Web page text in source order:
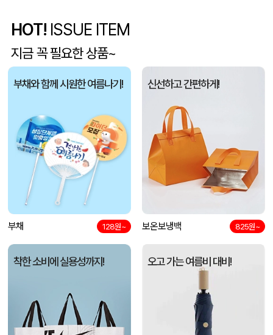
신OO 폴리고무밴드담요 (100*75cm)
김OO [프롬네이쳐] 친환경 커피가루 우디 핸들 텀블러 750ml 08-06
여OO 모두애 LED 키캡 키링 굿즈
KOO [주문제작] 에코백 맞춤 제작 서비스 08-06
선OO
한OO 미니형 미니고급형 부직포가방 08-06
이OO 자바 제트라인베이비 (0.38mm)(자바공식인증대리점) 08-06
HOT! ISSUE ITEM
지금 꼭 필요한 상품~
부채와 함께 시원한 여름나기!
부채 128원~
신선하고 간편하게!
보온보냉백 825원~
착한 소비에 실용성까지! 오고 가는 여름비 대비!